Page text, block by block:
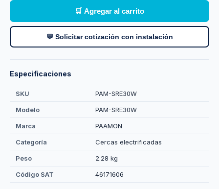
🛒 Agregar al carrito
💬 Solicitar cotización con instalación
Especificaciones
SKU PAM-SRE30W
Modelo PAM-SRE30W
Marca PAAMON
Categoría Cercas electrificadas
Peso 2.28 kg
Código SAT 46171606